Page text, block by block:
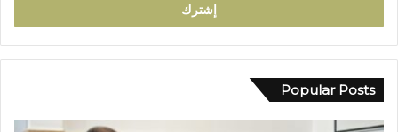
ت
ب
ر
ك
ا
Popular Posts